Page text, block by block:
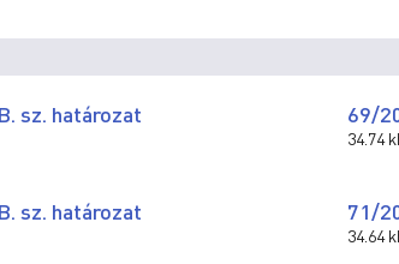
sz. határozat 69/
34.74
sz. határozat 71/
34.64